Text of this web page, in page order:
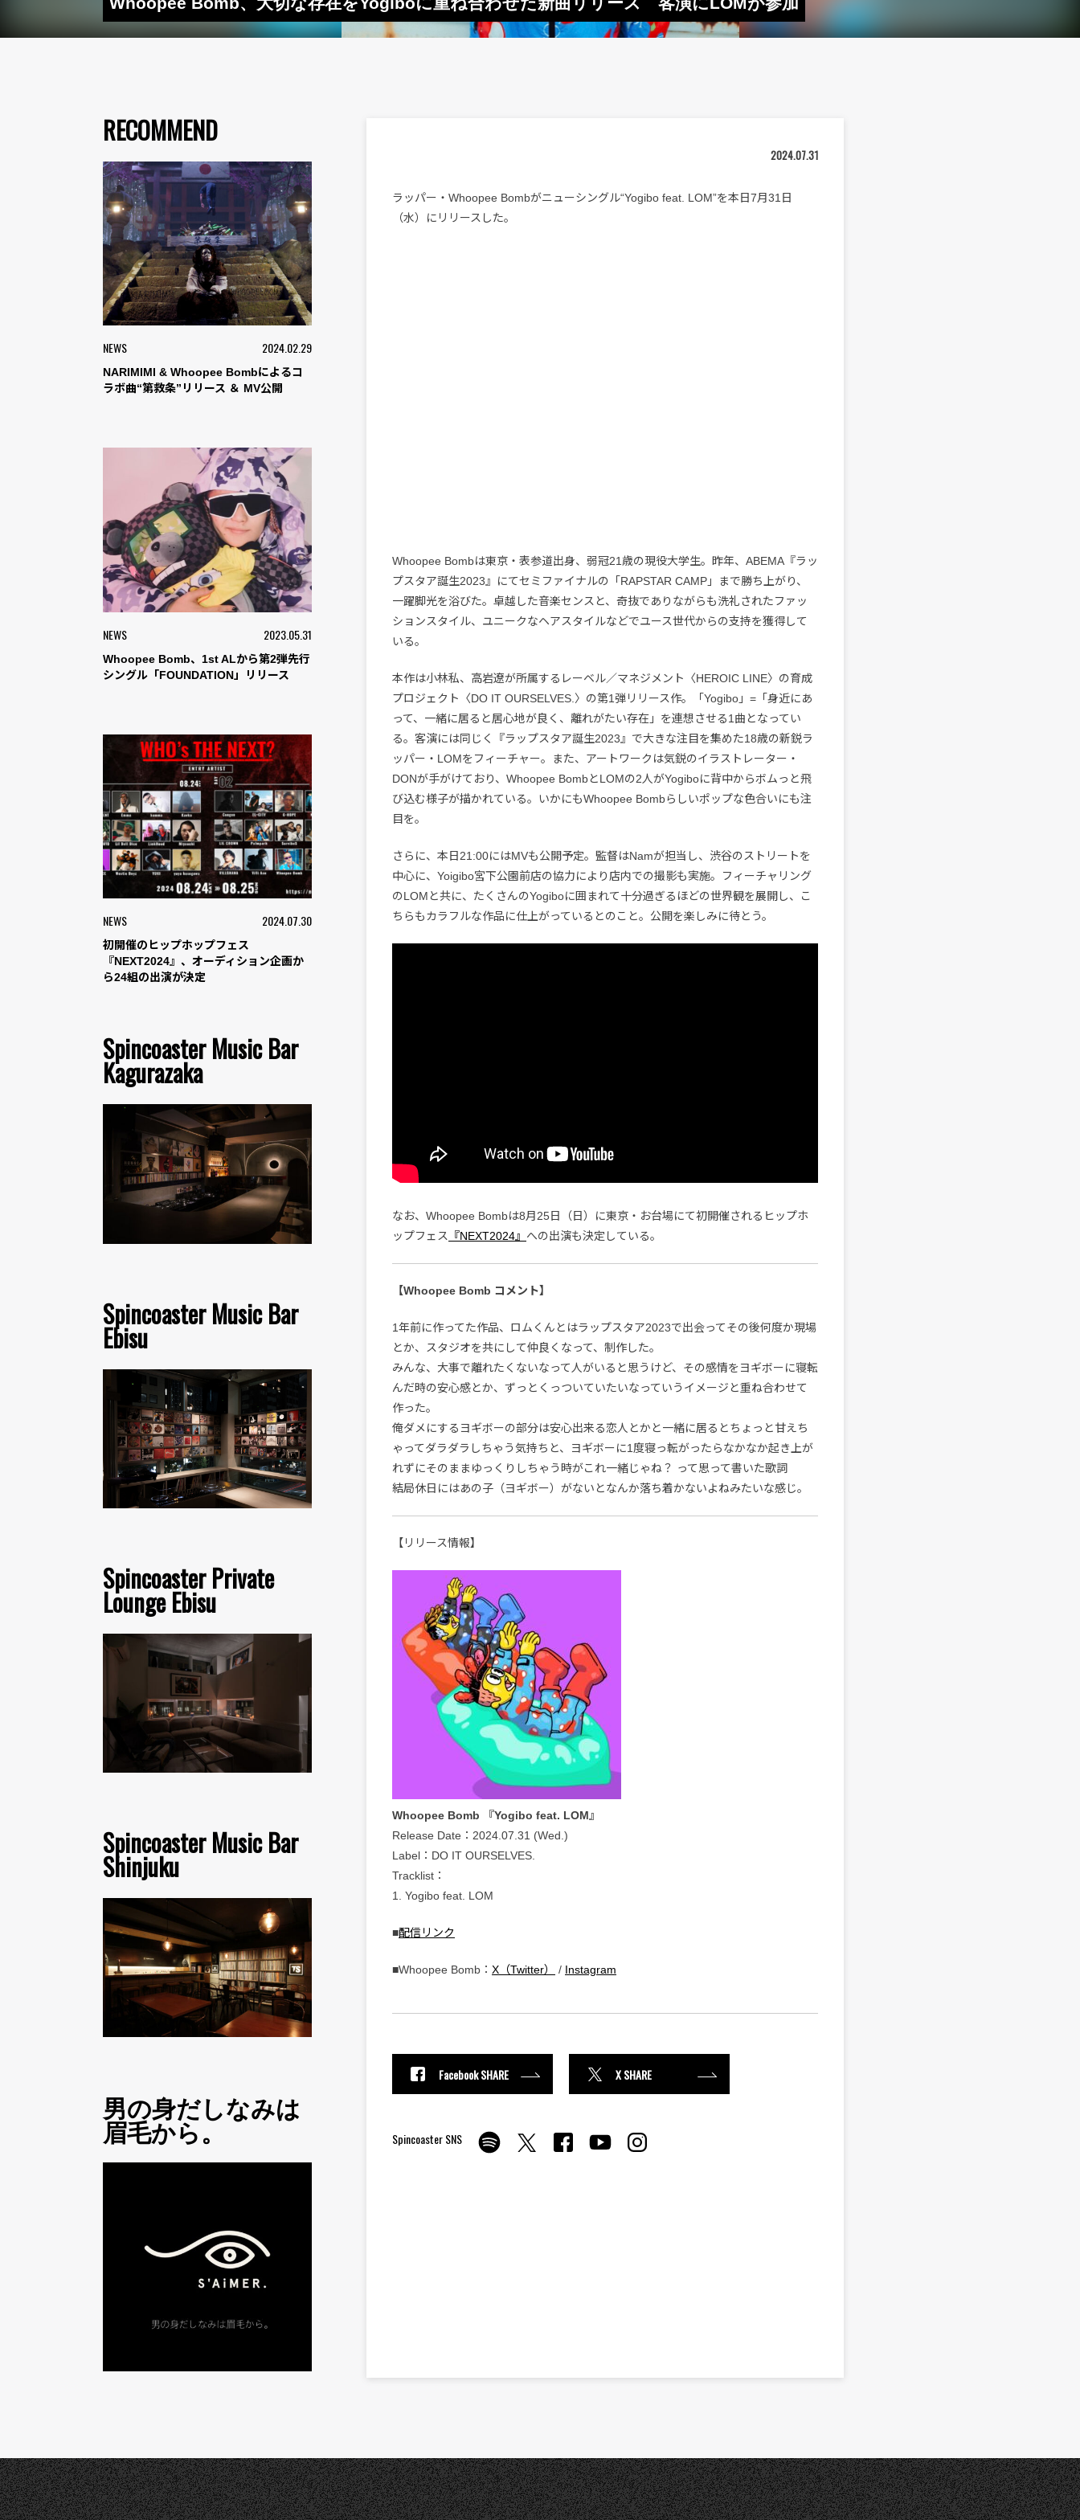
RECOMMEND
NEWS 2024.02.29
NARIMIMI & Whoopee Bombによるコ
ラボ曲“第救条”リリース ＆ MV公開
NEWS 2023.05.31
Whoopee Bomb、1st ALから第2弾先行
シングル「FOUNDATION」リリース
NEWS 2024.07.30
初開催のヒップホップフェス
『NEXT2024』、オーディション企画か
ら24組の出演が決定
Spincoaster Music Bar
Kagurazaka
Spincoaster Music Bar
Ebisu
Spincoaster Private
Lounge Ebisu
Spincoaster Music Bar
Shinjuku
男の身だしなみは
眉毛から。
2024.07.31
ラッパー・Whoopee Bombがニューシングル“Yogibo feat. LOM”を本日7月31日
（水）にリリースした。
Whoopee Bombは東京・表参道出身、弱冠21歳の現役大学生。昨年、ABEMA『ラッ
プスタア誕生2023』にてセミファイナルの「RAPSTAR CAMP」まで勝ち上がり、
一躍脚光を浴びた。卓越した音楽センスと、奇抜でありながらも洗礼されたファッ
ションスタイル、ユニークなヘアスタイルなどでユース世代からの支持を獲得して
いる。
本作は小林私、高岩遼が所属するレーベル／マネジメント〈HEROIC LINE〉の育成
プロジェクト〈DO IT OURSELVES.〉の第1弾リリース作。「Yogibo」=「身近にあ
って、一緒に居ると居心地が良く、離れがたい存在」を連想させる1曲となってい
る。客演には同じく『ラップスタア誕生2023』で大きな注目を集めた18歳の新鋭ラ
ッパー・LOMをフィーチャー。また、アートワークは気鋭のイラストレーター・
DONが手がけており、Whoopee BombとLOMの2人がYogiboに背中からボムっと飛
び込む様子が描かれている。いかにもWhoopee Bombらしいポップな色合いにも注
目を。
さらに、本日21:00にはMVも公開予定。監督はNamが担当し、渋谷のストリートを
中心に、Yoigibo宮下公園前店の協力により店内での撮影も実施。フィーチャリング
のLOMと共に、たくさんのYogiboに囲まれて十分過ぎるほどの世界観を展開し、こ
ちらもカラフルな作品に仕上がっているとのこと。公開を楽しみに待とう。
なお、Whoopee Bombは8月25日（日）に東京・お台場にて初開催されるヒップホ
ップフェス
『NEXT2024』 への出演も決定している。
【Whoopee Bomb コメント】
1年前に作ってた作品、ロムくんとはラップスタア2023で出会ってその後何度か現場
とか、スタジオを共にして仲良くなって、制作した。
みんな、大事で離れたくないなって人がいると思うけど、その感情をヨギボーに寝転
んだ時の安心感とか、ずっとくっついていたいなっていうイメージと重ね合わせて
作った。
俺ダメにするヨギボーの部分は安心出来る恋人とかと一緒に居るとちょっと甘えち
ゃってダラダラしちゃう気持ちと、ヨギボーに1度寝っ転がったらなかなか起き上が
れずにそのままゆっくりしちゃう時がこれ一緒じゃね？ って思って書いた歌詞
結局休日にはあの子（ヨギボー）がないとなんか落ち着かないよねみたいな感じ。
【リリース情報】
Whoopee Bomb 『Yogibo feat. LOM』
Release Date：2024.07.31 (Wed.)
Label：DO IT OURSELVES.
Tracklist：
1. Yogibo feat. LOM
■配信リンク
■Whoopee Bomb： X（Twitter） / Instagram
Facebook SHARE X SHARE
Spincoaster SNS